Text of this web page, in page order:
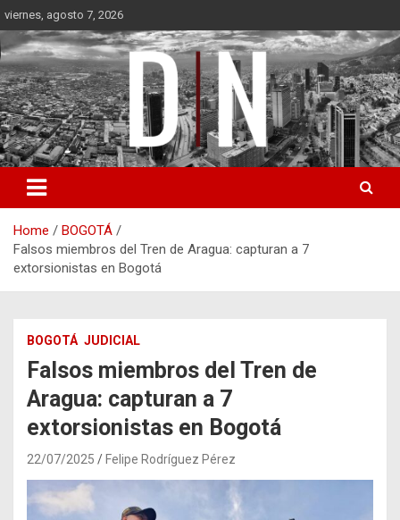
Skip
to
content
viernes, agosto 7, 2026
Diámetro Noticias
Home
BOGOTÁ
Falsos miembros del Tren de Aragua: capturan a 7
extorsionistas en Bogotá
BOGOTÁ JUDICIAL
Falsos miembros del Tren de
Aragua: capturan a 7
extorsionistas en Bogotá
22/07/2025 Felipe Rodríguez Pérez